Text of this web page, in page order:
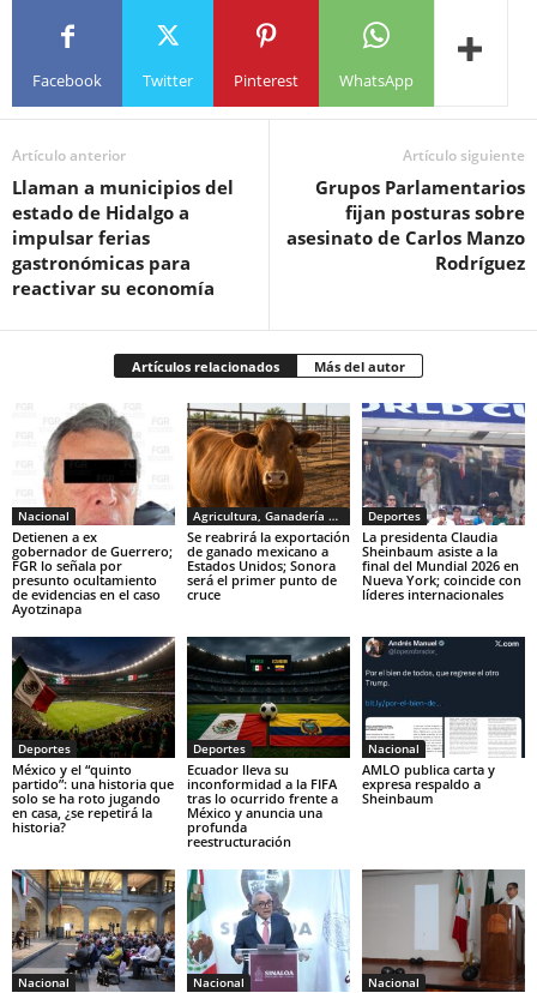
Facebook Twitter Pinterest WhatsApp
Artículo anterior
Llaman a municipios del
estado de Hidalgo a
impulsar ferias
gastronómicas para
reactivar su economía
Artículo siguiente
Grupos Parlamentarios
fijan posturas sobre
asesinato de Carlos Manzo
Rodríguez
Artículos relacionados Más del autor
Nacional
Detienen a ex
gobernador de Guerrero;
FGR lo señala por
presunto ocultamiento
de evidencias en el caso
Ayotzinapa
Agricultura, Ganadería y Pesca
Se reabrirá la exportación
de ganado mexicano a
Estados Unidos; Sonora
será el primer punto de
cruce
Deportes
La presidenta Claudia
Sheinbaum asiste a la
final del Mundial 2026 en
Nueva York; coincide con
líderes internacionales
Deportes
México y el “quinto
partido”: una historia que
solo se ha roto jugando
en casa, ¿se repetirá la
historia?
Deportes
Ecuador lleva su
inconformidad a la FIFA
tras lo ocurrido frente a
México y anuncia una
profunda
reestructuración
Nacional
AMLO publica carta y
expresa respaldo a
Sheinbaum
Nacional Nacional Nacional